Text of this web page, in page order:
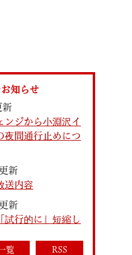
知らせ
新
ンジから小淵沢イ
夜間通行止めにつ
新
送内容
新
試行的に」短縮し
覧 RSS